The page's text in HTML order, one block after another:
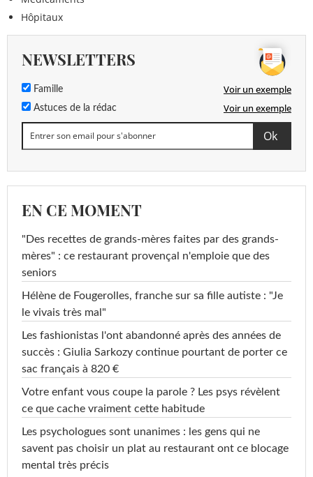
Hôpitaux
NEWSLETTERS
Famille Voir un exemple
Astuces de la rédac Voir un exemple
EN CE MOMENT
"Des recettes de grands-mères faites par des grands-
mères" : ce restaurant provençal n'emploie que des
seniors
Hélène de Fougerolles, franche sur sa fille autiste : "Je
le vivais très mal"
Les fashionistas l'ont abandonné après des années de
succès : Giulia Sarkozy continue pourtant de porter ce
sac français à 820 €
Votre enfant vous coupe la parole ? Les psys révèlent
ce que cache vraiment cette habitude
Les psychologues sont unanimes : les gens qui ne
savent pas choisir un plat au restaurant ont ce blocage
mental très précis